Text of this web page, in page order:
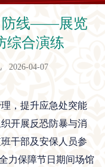
防线——展览
综合演练
2026-04-07
，提升应急处突能
开展反恐防暴与消
干部及安保人员参
力保障节日期间场馆